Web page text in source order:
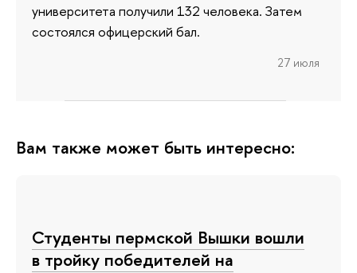
университета получили 132 человека. Затем
состоялся офицерский бал.
27 июля
Вам также может быть интересно:
Студенты пермской Вышки вошли
в тройку победителей на